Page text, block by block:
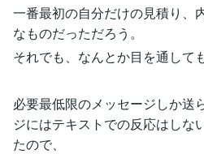
一番最初の自分だけの見積り、
なものだっただろう。
それでも、なんとか目を通して
必要最低限のメッセージしか送
ジにはテキストでの反応はしな
たので、